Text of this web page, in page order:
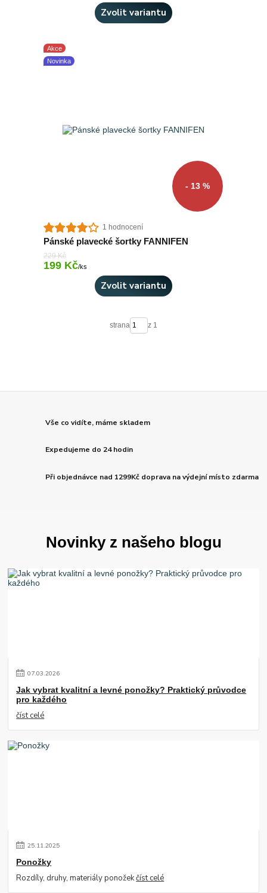
Zvolit variantu
Akce
Novinka
- 13 %
1 hodnocení
Pánské plavecké šortky FANNIFEN
229 Kč
199 Kč/ks
Zvolit variantu
strana z 1
Vše co vidíte, máme skladem
Expedujeme do 24 hodin
Při objednávce nad 1299Kč doprava na výdejní místo zdarma
Novinky z našeho blogu
07.03.2026
Jak vybrat kvalitní a levné ponožky? Praktický průvodce
pro každého
číst celé
25.11.2025
Ponožky
Rozdíly, druhy, materiály ponožekčíst celé